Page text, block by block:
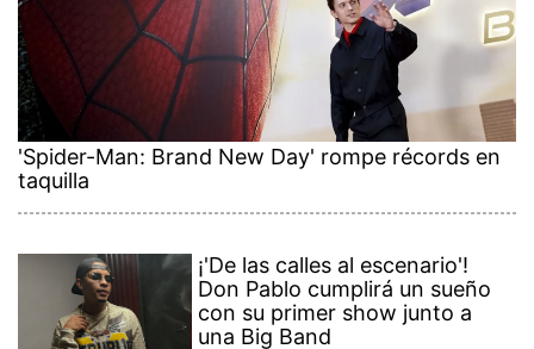
'Spider-Man: Brand New Day' rompe récords en
taquilla
¡'De las calles al escenario'!
Don Pablo cumplirá un sueño
con su primer show junto a
una Big Band